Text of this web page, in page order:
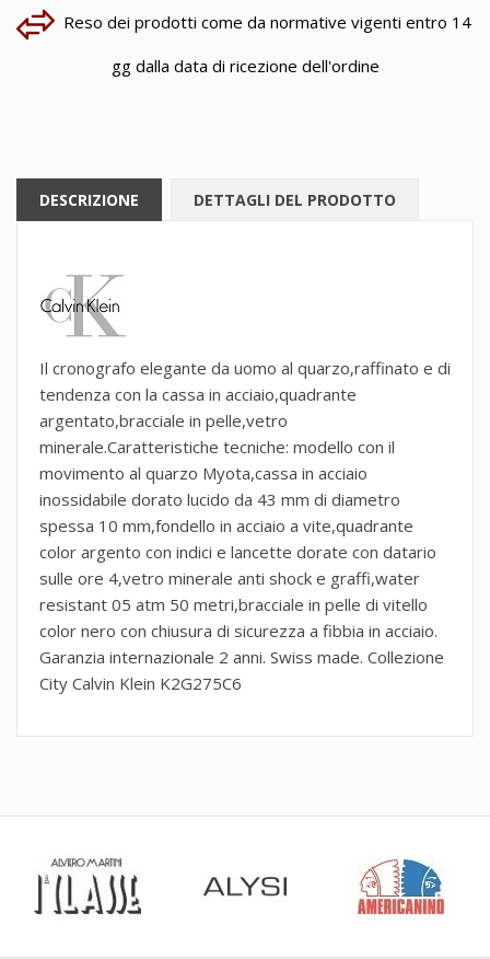
Reso dei prodotti come da normative vigenti entro 14
gg dalla data di ricezione dell'ordine
DESCRIZIONE DETTAGLI DEL PRODOTTO
Il cronografo elegante da uomo al quarzo,raffinato e di
tendenza con la cassa in acciaio,quadrante
argentato,bracciale in pelle,vetro
minerale.Caratteristiche tecniche: modello con il
movimento al quarzo Myota,cassa in acciaio
inossidabile dorato lucido da 43 mm di diametro
spessa 10 mm,fondello in acciaio a vite,quadrante
color argento con indici e lancette dorate con datario
sulle ore 4,vetro minerale anti shock e graffi,water
resistant 05 atm 50 metri,bracciale in pelle di vitello
color nero con chiusura di sicurezza a fibbia in acciaio.
Garanzia internazionale 2 anni. Swiss made. Collezione
City Calvin Klein K2G275C6